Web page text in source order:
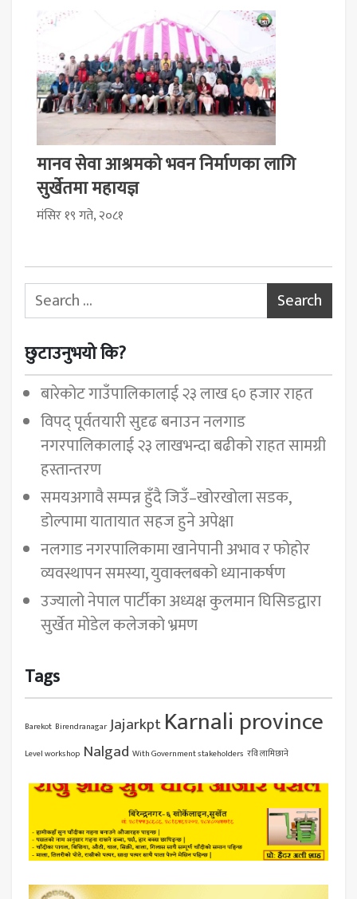
मानव सेवा आश्रमको भवन निर्माणका लागि
सुर्खेतमा महायज्ञ
मंसिर १९ गते, २०८१
Search for:
छुटाउनुभयो कि?
बारेकोट गाउँपालिकालाई २३ लाख ६० हजार राहत
विपद् पूर्वतयारी सुदृढ बनाउन नलगाड
नगरपालिकालाई २३ लाखभन्दा बढीको राहत सामग्री
हस्तान्तरण
समयअगावै सम्पन्न हुँदै जिउँ–खोरखोला सडक,
डोल्पामा यातायात सहज हुने अपेक्षा
नलगाड नगरपालिकामा खानेपानी अभाव र फोहोर
व्यवस्थापन समस्या, युवाक्लबको ध्यानाकर्षण
उज्यालो नेपाल पार्टीका अध्यक्ष कुलमान घिसिङद्वारा
सुर्खेत मोडेल कलेजको भ्रमण
Tags
Barekot Birendranagar JajarkptKarnali province
Level workshop Nalgad With Government stakeholders रवि लामिछाने